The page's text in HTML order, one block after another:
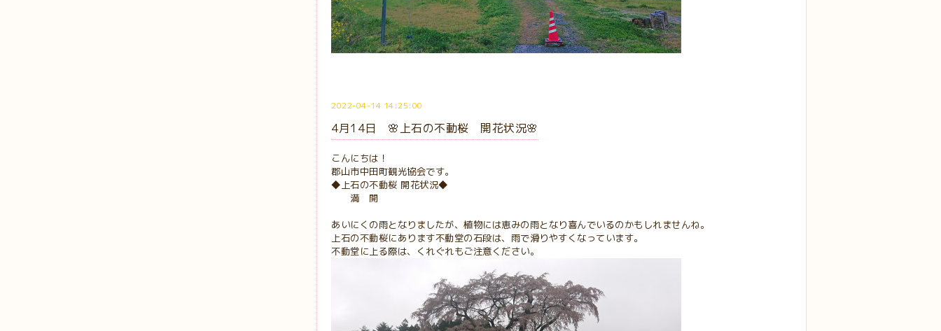
2022-04-14 14:25:00
4月14日 🌸上石の不動桜 開花状況🌸
こんにちは！
郡山市中田町観光協会です。
◆上石の不動桜 開花状況◆
満 開
あいにくの雨となりましたが、植物には恵みの雨となり喜んでいるのかもしれませんね。
上石の不動桜にあります不動堂の石段は、雨で滑りやすくなっています。
不動堂に上る際は、くれぐれもご注意ください。